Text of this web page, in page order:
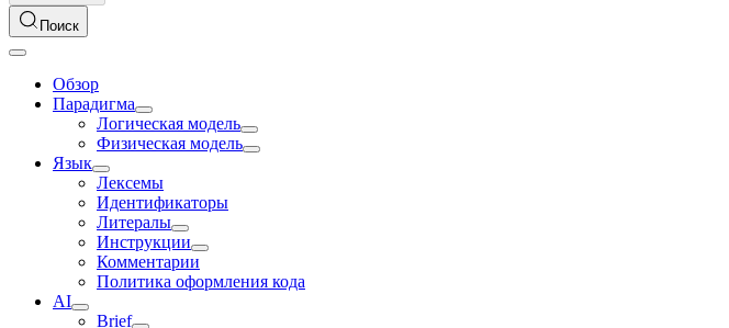
Поиск
Обзор
Парадигма
Логическая модель
Физическая модель
Язык
Лексемы
Идентификаторы
Литералы
Инструкции
Комментарии
Политика оформления кода
AI
Brief